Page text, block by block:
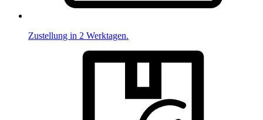
Zustellung in 2 Werktagen.